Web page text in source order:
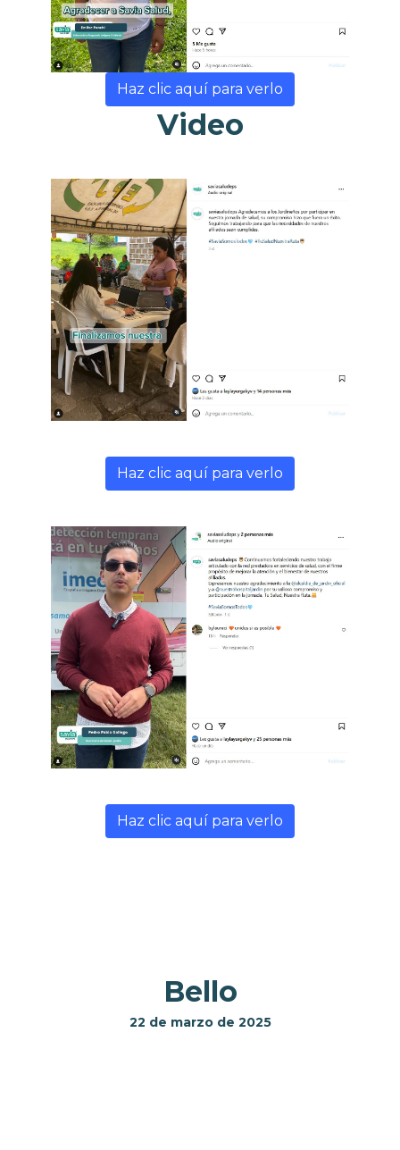
Haz clic aquí para verlo
Video
Haz clic aquí para verlo
Haz clic aquí para verlo
Bello
22 de marzo de 2025